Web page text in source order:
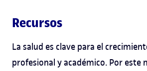
Recursos
La salud es clave para el
profesional y académico. Por este